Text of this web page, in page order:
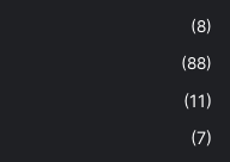
(8)
(88)
(11)
(7)